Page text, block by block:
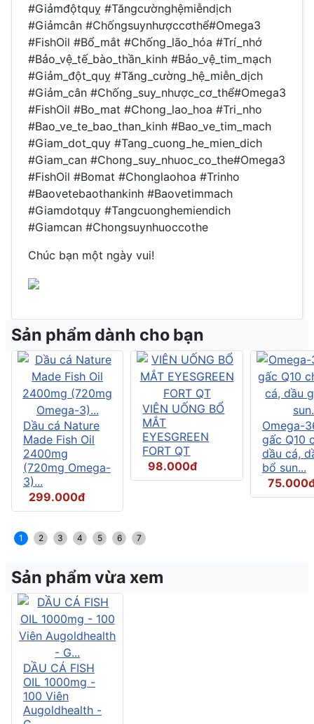
#Giảmđộtquỵ #Tăngcườnghệmiễndịch
#Giảmcân #Chốngsuynhượccơthể#Omega3
#FishOil #Bổ_mắt #Chống_lão_hóa #Trí_nhớ
#Bảo_vệ_tế_bào_thần_kinh #Bảo_vệ_tim_mạch
#Giảm_đột_quỵ #Tăng_cường_hệ_miễn_dịch
#Giảm_cân #Chống_suy_nhược_cơ_thể#Omega3
#FishOil #Bo_mat #Chong_lao_hoa #Tri_nho
#Bao_ve_te_bao_than_kinh #Bao_ve_tim_mach
#Giam_dot_quy #Tang_cuong_he_mien_dich
#Giam_can #Chong_suy_nhuoc_co_the#Omega3
#FishOil #Bomat #Chonglaohoa #Trinho
#Baovetebaothankinh #Baovetimmach
#Giamdotquy #Tangcuonghemiendich
#Giamcan #Chongsuynhuoccothe
Chúc bạn một ngày vui!
Sản phẩm dành cho bạn
Dầu cá Nature
Made Fish Oil
2400mg
(720mg Omega-
3)...
299.000đ
VIÊN UỐNG BỔ
MẮT
EYESGREEN
FORT QT
98.000đ
Omega-
gấc Q10
dầu cá,
bổ sun...
1 2 3 4 5 6 7
Sản phẩm vừa xem
DẦU CÁ FISH
OIL 1000mg -
100 Viên
Augoldhealth -